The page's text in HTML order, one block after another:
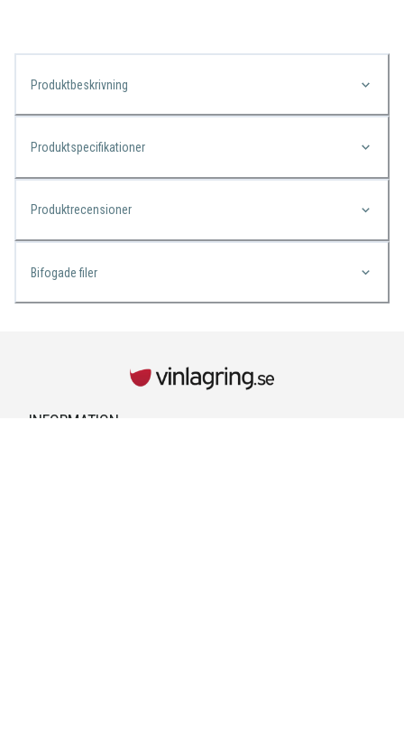
Produktbeskrivning
Produktspecifikationer
Produktrecensioner
Bifogade filer
INFORMATION